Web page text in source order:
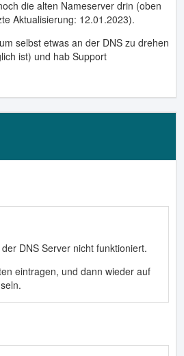
die alten Nameserver drin (oben
Aktualisierung: 12.01.2023).
selbst etwas an der DNS zu drehen
ist) und hab Support
DNS Server nicht funktioniert.
eintragen, und dann wieder auf